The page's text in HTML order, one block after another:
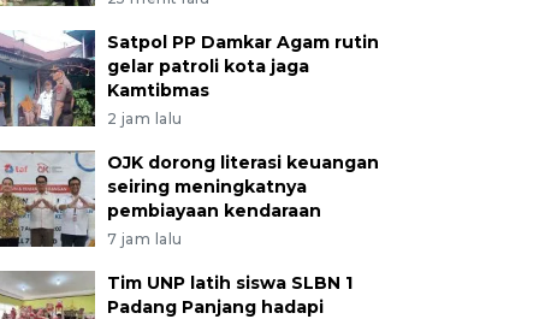
Satpol PP Damkar Agam rutin
gelar patroli kota jaga
Kamtibmas
2 jam lalu
OJK dorong literasi keuangan
seiring meningkatnya
pembiayaan kendaraan
7 jam lalu
Tim UNP latih siswa SLBN 1
Padang Panjang hadapi